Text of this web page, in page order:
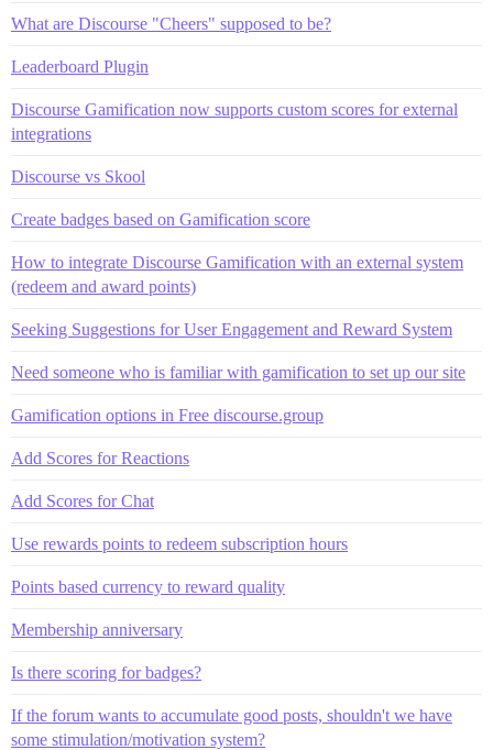
What are Discourse "Cheers" supposed to be?
Leaderboard Plugin
Discourse Gamification now supports custom scores for external
integrations
Discourse vs Skool
Create badges based on Gamification score
How to integrate Discourse Gamification with an external system
(redeem and award points)
Seeking Suggestions for User Engagement and Reward System
Need someone who is familiar with gamification to set up our site
Gamification options in Free discourse.group
Add Scores for Reactions
Add Scores for Chat
Use rewards points to redeem subscription hours
Points based currency to reward quality
Membership anniversary
Is there scoring for badges?
If the forum wants to accumulate good posts, shouldn't we have
some stimulation/motivation system?